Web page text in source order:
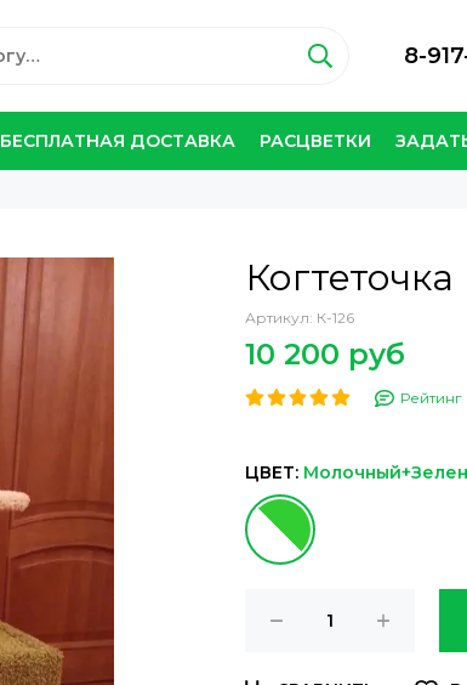
8-
БЕСПЛАТНАЯ ДОСТАВКА РАСЦВЕТКИ
Когтеточка
Артикул: К-126
10 200 руб
Рейтинг
ЦВЕТ: